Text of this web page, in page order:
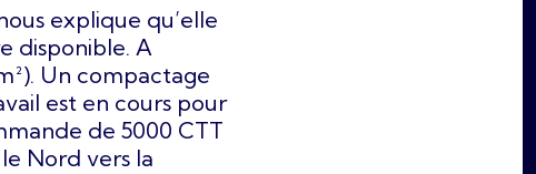
explique qu’elle
disponible. A
Un compactage
est en cours pour
de 5000 CTT
Nord vers la